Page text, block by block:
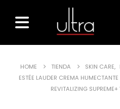
HOME TIENDA SKIN CARE,
ESTÉE LAUDER CREMA
REVITALIZING